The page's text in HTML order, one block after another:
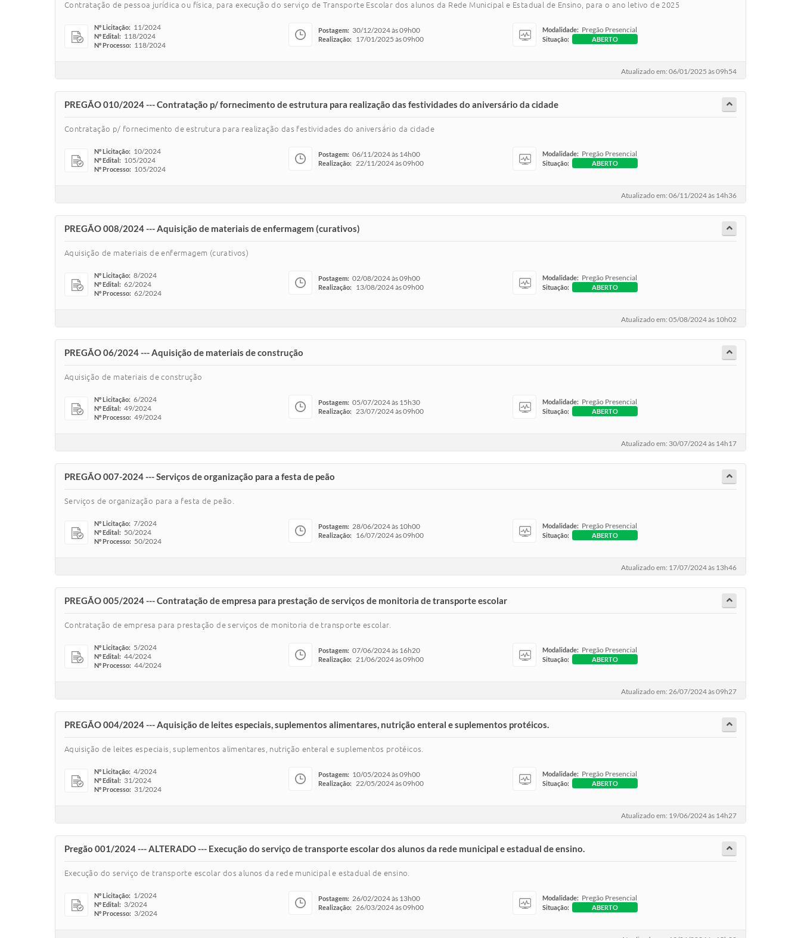
Contratação de pessoa jurídica ou física, para execução do serviço de Transporte Escolar dos alunos da Rede Municipal e Estadual de Ensino, para o ano letivo de 2025
Nº Licitação: 11/2024
Nº Edital: 118/2024
Nº Processo: 118/2024
Postagem: 30/12/2024 às 09h00
Realização: 17/01/2025 às 09h00
Modalidade: Pregão Presencial
Situação: ABERTO
Atualizado em: 06/01/2025 às 09h54
PREGÃO 010/2024 --- Contratação p/ fornecimento de estrutura para realização das festividades do aniversário da cidade
Contratação p/ fornecimento de estrutura para realização das festividades do aniversário da cidade
Nº Licitação: 10/2024
Nº Edital: 105/2024
Nº Processo: 105/2024
Postagem: 06/11/2024 às 14h00
Realização: 22/11/2024 às 09h00
Modalidade: Pregão Presencial
Situação: ABERTO
Atualizado em: 06/11/2024 às 14h36
PREGÃO 008/2024 --- Aquisição de materiais de enfermagem (curativos)
Aquisição de materiais de enfermagem (curativos)
Nº Licitação: 8/2024
Nº Edital: 62/2024
Nº Processo: 62/2024
Postagem: 02/08/2024 às 09h00
Realização: 13/08/2024 às 09h00
Modalidade: Pregão Presencial
Situação: ABERTO
Atualizado em: 05/08/2024 às 10h02
PREGÃO 06/2024 --- Aquisição de materiais de construção
Aquisição de materiais de construção
Nº Licitação: 6/2024
Nº Edital: 49/2024
Nº Processo: 49/2024
Postagem: 05/07/2024 às 15h30
Realização: 23/07/2024 às 09h00
Modalidade: Pregão Presencial
Situação: ABERTO
Atualizado em: 30/07/2024 às 14h17
PREGÃO 007-2024 --- Serviços de organização para a festa de peão
Serviços de organização para a festa de peão.
Nº Licitação: 7/2024
Nº Edital: 50/2024
Nº Processo: 50/2024
Postagem: 28/06/2024 às 10h00
Realização: 16/07/2024 às 09h00
Modalidade: Pregão Presencial
Situação: ABERTO
Atualizado em: 17/07/2024 às 13h46
PREGÃO 005/2024 --- Contratação de empresa para prestação de serviços de monitoria de transporte escolar
Contratação de empresa para prestação de serviços de monitoria de transporte escolar.
Nº Licitação: 5/2024
Nº Edital: 44/2024
Nº Processo: 44/2024
Postagem: 07/06/2024 às 16h20
Realização: 21/06/2024 às 09h00
Modalidade: Pregão Presencial
Situação: ABERTO
Atualizado em: 26/07/2024 às 09h27
PREGÃO 004/2024 --- Aquisição de leites especiais, suplementos alimentares, nutrição enteral e suplementos protéicos.
Aquisição de leites especiais, suplementos alimentares, nutrição enteral e suplementos protéicos.
Nº Licitação: 4/2024
Nº Edital: 31/2024
Nº Processo: 31/2024
Postagem: 10/05/2024 às 09h00
Realização: 22/05/2024 às 09h00
Modalidade: Pregão Presencial
Situação: ABERTO
Atualizado em: 19/06/2024 às 14h27
Pregão 001/2024 --- ALTERADO --- Execução do serviço de transporte escolar dos alunos da rede municipal e estadual de ensino.
Execução do serviço de transporte escolar dos alunos da rede municipal e estadual de ensino.
Nº Licitação: 1/2024
Nº Edital: 3/2024
Nº Processo: 3/2024
Postagem: 26/02/2024 às 13h00
Realização: 26/03/2024 às 09h00
Modalidade: Pregão Presencial
Situação: ABERTO